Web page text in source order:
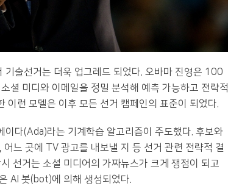
술선거는 더욱 업그레드 되었다. 오바마 진영은 100
셜 미디와 이메일을 정밀 분석해 예측 가능하고 전략적
이런 모델은 이후 모든 선거 캠페인의 표준이 되었다.
다(Ada)라는 기계학습 알고리즘이 주도했다. 후보와
느 곳에 TV 광고를 내보낼 지 등 선거 관련 전략적 결
선거는 소셜 미디어의 가짜뉴스가 크게 쟁점이 되고
AI 봇(bot)에 의해 생성되었다.